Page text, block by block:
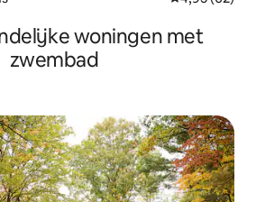
woningen met
zwembad